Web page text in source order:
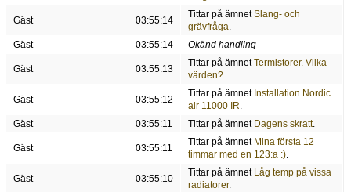
Gäst 03:55:14
Tittar på ämnetSlang- och
grävfråga.
Gäst
03:55:14 Okänd handling
Gäst 03:55:13
Tittar på ämnetTermistorer. Vilka
värden?.
Gäst 03:55:12
Tittar på ämnet Installation Nordic
air 11000 IR.
Gäst
03:55:11 Tittar på ämnet Dagens skratt.
Gäst 03:55:11
Tittar på ämnet Mina första 12
timmar med en 123:a :).
Gäst 03:55:10
Tittar på ämnet Låg temp på vissa
radiatorer.